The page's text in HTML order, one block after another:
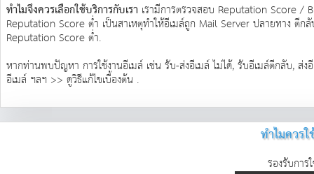
ทำไมจึงควรเลือกใช้บริการกับเรา เรามีการตรวจสอบ Reputation Score /
Reputation Score ต่ำ เป็นสาเหตุทำให้อีเมล์ถูก Mail Server ปลายทาง
Reputation Score ต่ำ.
หากท่านพบปัญหา การใช้งานอีเมล์ เช่น รับ-ส่งอีเมล์ ไม่ได้, รับอีเมล์ตีกลับ,
อีเมล์ ฯลฯ >> ดูวิธีแก้ไขเบื้องต้น .
ทำไมควร
รองรับกา